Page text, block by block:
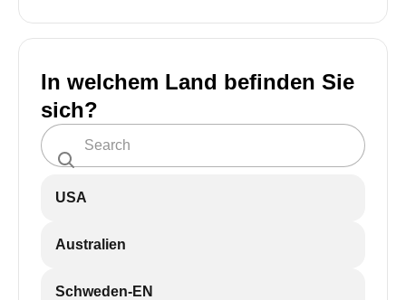
In welchem Land befinden Sie
sich?
USA
Australien
Schweden-EN